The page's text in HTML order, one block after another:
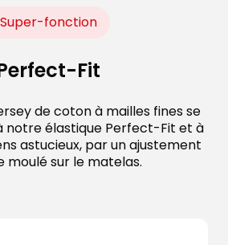
Super-fonction
Fit
de coton à mailles fines se
notre élastique Perfect-Fit et à
astucieux, par un ajustement
moulé sur le matelas.